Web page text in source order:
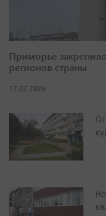
Приморье
регионов страны
17.07.2026